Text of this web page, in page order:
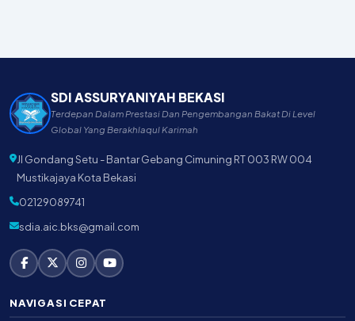
SDI ASSURYANIYAH BEKASI
Terdepan Dalam Prestasi Dan Pengembangan Bakat Di Level
Global Yang Berakhlaqul Karimah
Jl Gondang Setu - Bantar Gebang Cimuning RT 003 RW 004
Mustikajaya Kota Bekasi
02129089741
sdia.aic.bks@gmail.com
NAVIGASI CEPAT